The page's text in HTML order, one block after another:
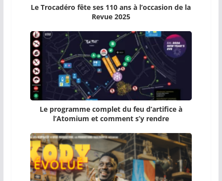
Le Trocadéro fête ses 110 ans à l’occasion de la
Revue 2025
Le programme complet du feu d’artifice à
l’Atomium et comment s’y rendre